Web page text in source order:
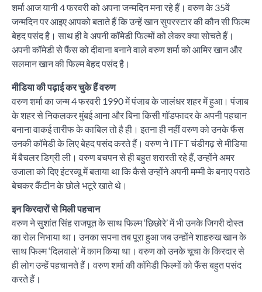
शर्मा आज यानी 4 फरवरी को अपना जन्मदिन मना रहे हैं। वरुण के 35वें
जन्मदिन पर आइए आपको बताते हैं कि उन्हें खान सुपरस्टार की कौन सी फिल्म
बेहद पसंद है। साथ ही वे अपनी कॉमेडी फिल्मों को लेकर क्या सोचते हैं।
अपनी कॉमेडी से फैंस को दीवाना बनाने वाले वरुण शर्मा को आमिर खान और
सलमान खान की फिल्म बेहद पसंद है।
मीडिया की पढ़ाई कर चुके हैं वरुण
वरुण शर्मा का जन्म 4 फरवरी 1990 में पंजाब के जालंधर शहर में हुआ। पंजाब
के शहर से निकलकर मुंबई आना और बिना किसी गॉडफादर के अपनी पहचान
बनाना वाकई तारीफ के काबिल तो है ही। इतना ही नहीं वरुण को उनके फैंस
उनकी कॉमेडी के लिए बेहद पसंद करते हैं। वरुण ने ITFT चंडीगढ़ से मीडिया
में बैचलर डिग्री ली। वरुण बचपन से ही बहुत शरारती रहे हैं, उन्होंने अमर
उजाला को दिए इंटरव्यू में बताया था कि कैसे उन्होंने अपनी मम्मी के बनाए पराठे
बेचकर कैंटीन के छोले भटूरे खाते थे।
इन किरदारों से मिली पहचान
वरुण ने सुशांत सिंह राजपूत के साथ फिल्म ‘छिछोरे’ में भी उनके जिगरी दोस्त
का रोल निभाया था। उनका सपना तब पूरा हुआ जब उन्होंने शाहरुख खान के
साथ फिल्म ‘दिलवाले’ में काम किया था। वरुण को उनके चूचा के किरदार से
ही लोग उन्हें पहचानते हैं। वरुण शर्मा की कॉमेडी फिल्मों को फैंस बहुत पसंद
करते हैं।